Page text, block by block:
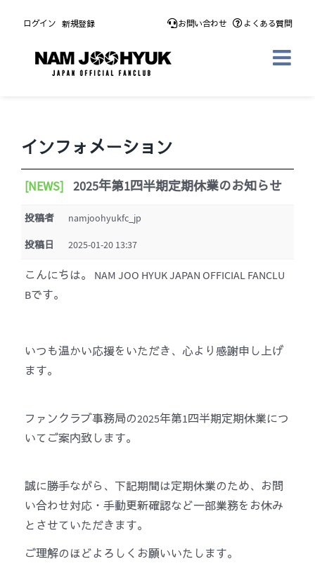
content
ログイン 新規登録 お問い合わせ よくある質問
インフォメーション
[NEWS] 2025年第1四半期定期休業のお知らせ
投稿者 namjoohyukfc_jp
投稿日 2025-01-20 13:37
こんにちは。 NAM JOO HYUK JAPAN OFFICIAL FANCLU
Bです。
いつも温かい応援をいただき、心より感謝申し上げ
ます。
ファンクラブ事務局の2025年第1四半期定期休業につ
いてご案内致します。
誠に勝手ながら、下記期間は定期休業のため、お問
い合わせ対応・ 手動更新確認など一部業務をお休み
とさせていただきます。
ご理解のほどよろしくお願いいたします。